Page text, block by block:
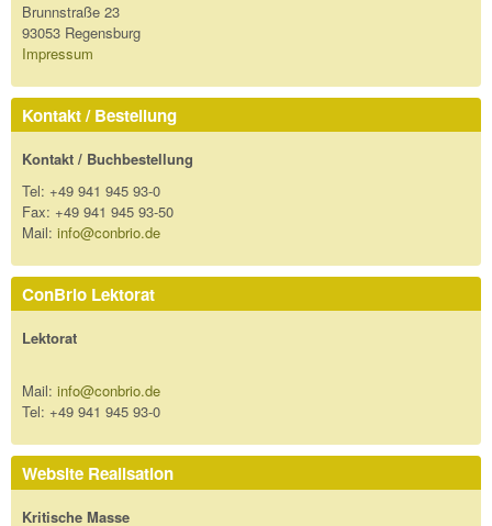
Brunnstraße 23
93053 Regensburg
Impressum
Kontakt / Bestellung
Kontakt / Buchbestellung
Tel: +49 941 945 93-0
Fax: +49 941 945 93-50
Mail: info@conbrio.de
ConBrio Lektorat
Lektorat
Mail: info@conbrio.de
Tel: +49 941 945 93-0
Website Realisation
Kritische Masse